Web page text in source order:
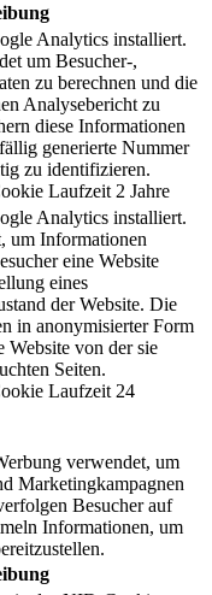
Analytics installiert.
um Besucher-,
zu berechnen und die
Analysebericht zu
diese Informationen
generierte Nummer
zu identifizieren.
Laufzeit 2 Jahre
Analytics installiert.
um Informationen
eine Website
eines
der Website. Die
in anonymisierter Form
Website von der sie
Seiten.
Laufzeit 24
verwendet, um
Marketingkampagnen
Besucher auf
Informationen, um